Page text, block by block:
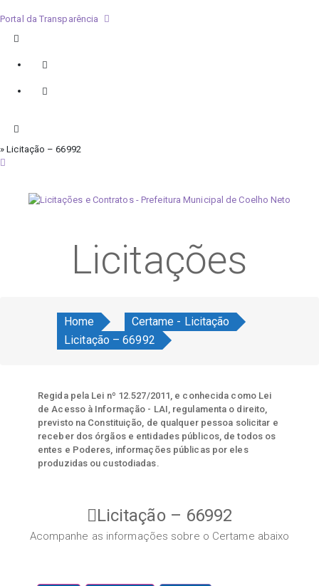
Portal da Transparência
» Licitação – 66992
Licitações
Home
Certame - Licitação
Licitação – 66992
Regida pela Lei nº 12.527/2011, e conhecida como Lei
de Acesso à Informação - LAI, regulamenta o direito,
previsto na Constituição, de qualquer pessoa solicitar e
receber dos órgãos e entidades públicos, de todos os
entes e Poderes, informações públicas por eles
produzidas ou custodiadas.
Licitação – 66992
Acompanhe as informações sobre o Certame abaixo